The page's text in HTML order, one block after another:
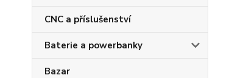
CNC a příslušenství
Baterie a powerbanky
Bazar